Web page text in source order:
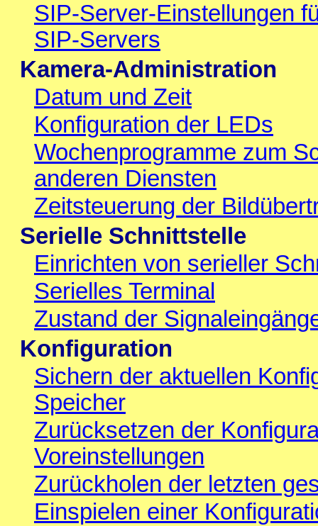
SIP-Server-Einstellungen
SIP-Servers
Kamera-Administration
Datum und Zeit
Konfiguration der LEDs
Wochenprogramme zum
anderen Diensten
Zeitsteuerung der
Serielle Schnittstelle
Einrichten von serieller
Serielles Terminal
Zustand der
Konfiguration
Sichern der aktuellen
Speicher
Zurücksetzen der
Voreinstellungen
Zurückholen der letzten
Einspielen einer